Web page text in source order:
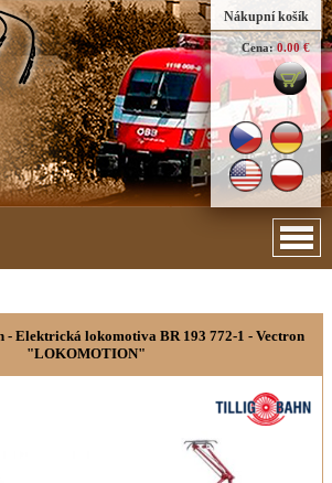
Nákupní košík
Cena: 0.00 €
Elektrická lokomotiva BR 193 772-1 - Vectron
"LOKOMOTION"